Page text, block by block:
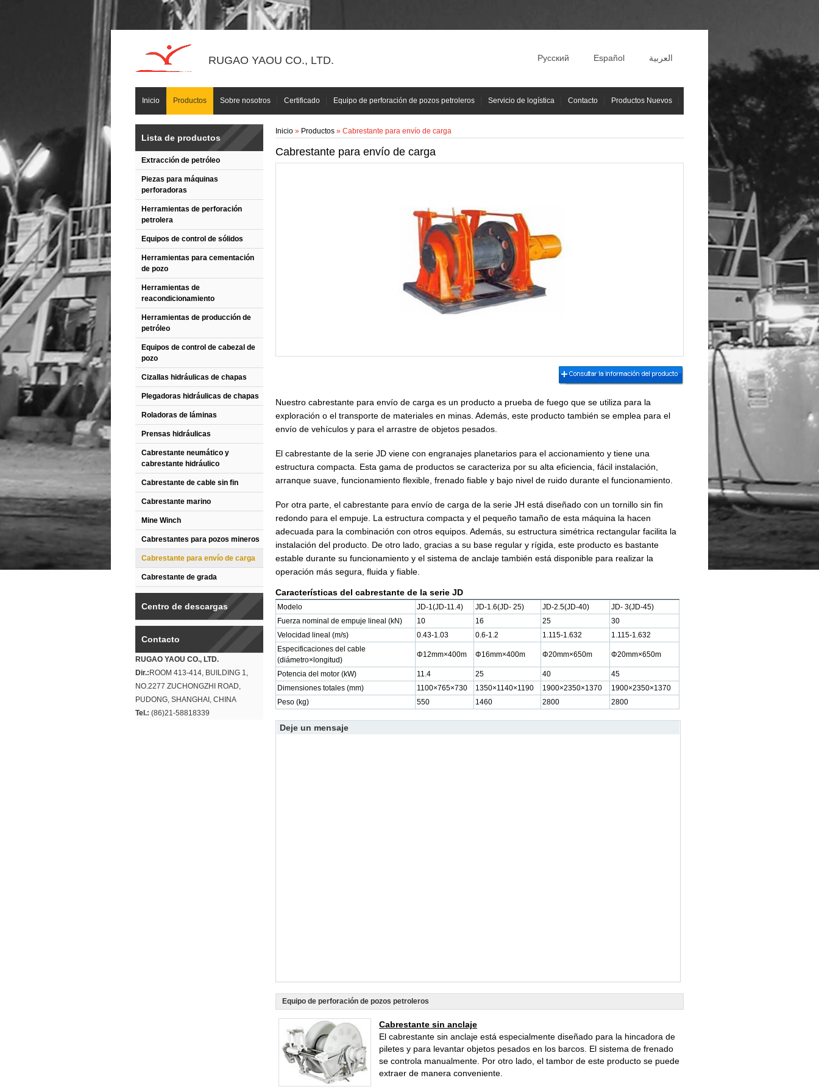
RUGAO YAOU CO., LTD. Русский Español العربية
Inicio Productos Sobre nosotros Certificado Equipo de perforación de pozos petroleros Servicio de logística Contacto Productos Nuevos
Lista de productos
Extracción de petróleo
Piezas para máquinas
perforadoras
Herramientas de perforación
petrolera
Equipos de control de sólidos
Herramientas para cementación
de pozo
Herramientas de
reacondicionamiento
Herramientas de producción de
petróleo
Equipos de control de cabezal de
pozo
Cizallas hidráulicas de chapas
Plegadoras hidráulicas de chapas
Roladoras de láminas
Prensas hidráulicas
Cabrestante neumático y
cabrestante hidráulico
Cabrestante de cable sin fin
Cabrestante marino
Mine Winch
Cabrestantes para pozos mineros
Cabrestante para envío de carga
Cabrestante de grada
Centro de descargas
Contacto
RUGAO YAOU CO., LTD.
Dir.: ROOM 413-414, BUILDING 1,
NO.2277 ZUCHONGZHI ROAD,
PUDONG, SHANGHAI, CHINA
Tel.: (86)21-58818339
Inicio » Productos » Cabrestante para envío de carga
Cabrestante para envío de carga
Nuestro cabrestante para envío de carga es un producto a prueba de fuego que se utiliza para la
exploración o el transporte de materiales en minas. Además, este producto también se emplea para el
envío de vehículos y para el arrastre de objetos pesados.
El cabrestante de la serie JD viene con engranajes planetarios para el accionamiento y tiene una
estructura compacta. Esta gama de productos se caracteriza por su alta eficiencia, fácil instalación,
arranque suave, funcionamiento flexible, frenado fiable y bajo nivel de ruido durante el funcionamiento.
Por otra parte, el cabrestante para envío de carga de la serie JH está diseñado con un tornillo sin fin
redondo para el empuje. La estructura compacta y el pequeño tamaño de esta máquina la hacen
adecuada para la combinación con otros equipos. Además, su estructura simétrica rectangular facilita la
instalación del producto. De otro lado, gracias a su base regular y rígida, este producto es bastante
estable durante su funcionamiento y el sistema de anclaje también está disponible para realizar la
operación más segura, fluida y fiable.
Características del cabrestante de la serie JD
Modelo JD-1(JD-11.4) JD-1.6(JD- 25) JD-2.5(JD-40)
JD- 3(JD-45)
Fuerza nominal de empuje lineal (kN)
10 16 25
30
Velocidad lineal (m/s)
0.43-1.03 0.6-1.2 1.115-1.632
1.115-1.632
Especificaciones del cable
(diámetro×longitud)
Φ12mm×400m Φ16mm×400m Φ20mm×650m Φ20mm×650m
Potencia del motor (kW) 11.4 25 40
45
Dimensiones totales (mm)
1100×765×730 1350×1140×1190 1900×2350×1370
1900×2350×1370
Peso (kg)
550 1460 2800 2800
Deje un mensaje
Equipo de perforación de pozos petroleros
Cabrestante sin anclaje
El cabrestante sin anclaje está especialmente diseñado para la hincadora de
piletes y para levantar objetos pesados en los barcos. El sistema de frenado
se controla manualmente. Por otro lado, el tambor de este producto se puede
extraer de manera conveniente.